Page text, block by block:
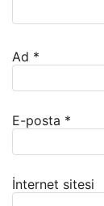
Ad *
E-posta *
İnternet sitesi